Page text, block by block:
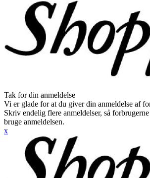
Tak for din anmeldelse
Vi er glade for at du giver din anmeldelse af
Skriv endelig flere anmeldelser, så
bruge anmeldelsen.
x